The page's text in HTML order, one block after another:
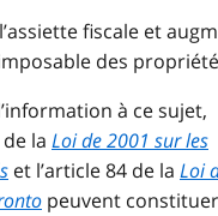
fiscale et
des
à ce sujet,
la Loi de 2001 sur les
et l’article 84 de la Loi
peuvent